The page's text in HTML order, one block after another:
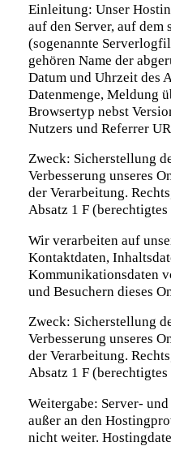
Einleitung: Unser
auf den Server, auf
(sogenannte
gehören Name der
Datum und Uhrzeit des
Datenmenge, Meldung
Browsertyp nebst
Nutzers und Referrer
Zweck: Sicherstellung
Verbesserung unseres
der Verarbeitung.
Absatz 1 F
Wir verarbeiten auf
Kontaktdaten,
Kommunikationsdaten
und Besuchern dieses
Zweck: Sicherstellung
Verbesserung unseres
der Verarbeitung.
Absatz 1 F
Weitergabe: Server-
außer an den
nicht weiter.